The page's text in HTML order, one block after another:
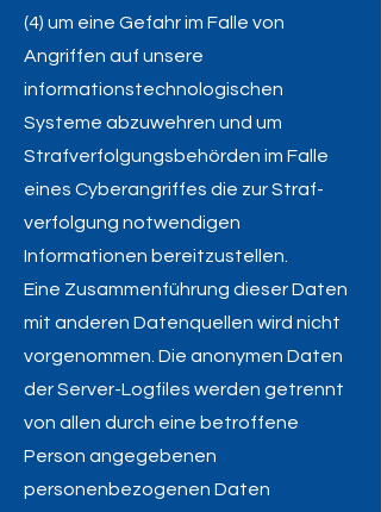
(4) um eine Gefahr im Falle von
Angriffen auf unsere
informationstechnologischen
Systeme abzuwehren und um
Strafverfolgungsbehörden im Falle
eines Cyberangriffes die zur Straf-
verfolgung notwendigen
Informationen bereitzustellen.
Eine Zusammenführung dieser Daten
mit anderen Datenquellen wird nicht
vorgenommen. Die anonymen Daten
der Server-Logfiles werden getrennt
von allen durch eine betroffene
Person angegebenen
personenbezogenen Daten